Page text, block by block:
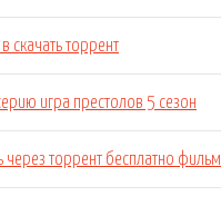
скачать торрент
игра престолов 5 сезон
через торрент бесплатно фильм